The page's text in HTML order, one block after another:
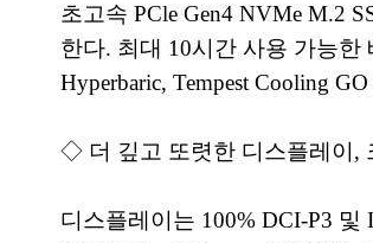
초고속 PCle Gen4 NVMe M.2
한다. 최대 10시간 사용 가능
Hyperbaric, Tempest Cooling
◇ 더 깊고 또렷한 디스플레이,
디스플레이는 100% DCI-P3